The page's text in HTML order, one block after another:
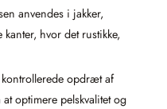
anvendes i jakker,
hvor det rustikke,
opdræt af
optimere pelskvalitet og